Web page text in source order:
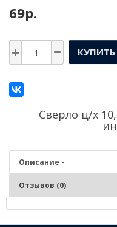
69р.
КУПИТЬ
Сверло ц/х
Описание -
Отзывов (0)